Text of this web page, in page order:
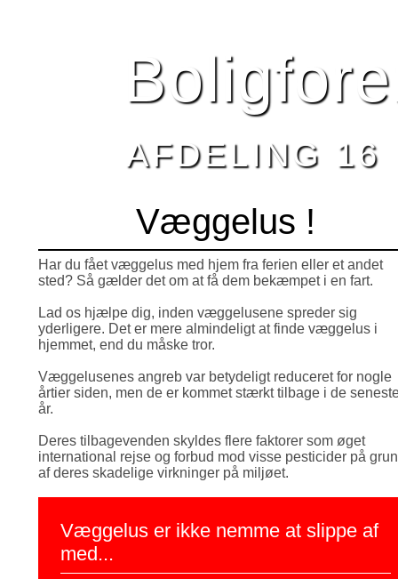
AFDELING 16
Væggelus !
Har du fået væggelus med hjem fra ferien eller et andet
sted? Så gælder det om at få dem bekæmpet i en fart.
Lad os hjælpe dig, inden væggelusene spreder sig
yderligere. Det er mere almindeligt at finde væggelus i
hjemmet, end du måske tror.
Væggelusenes angreb var betydeligt reduceret for nogle
årtier siden, men de er kommet stærkt tilbage i de
år.
Deres tilbagevenden skyldes flere faktorer som øget
international rejse og forbud mod visse pesticider på
af deres skadelige virkninger på miljøet.
Væggelus er ikke nemme at slippe af
med...